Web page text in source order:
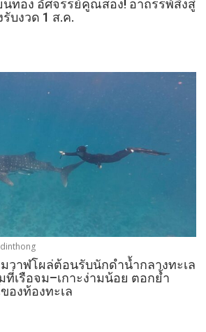
นทอง อัศจรรย์คูณสอง! อาถรรพ์สิงสู่
บงวด 1 ส.ค.​
วาฬโผล่ต้อนรับนักดำน้ำกลางทะเล
เรือจม–เกาะง่ามน้อย ตอกย้ำ
งท้องทะเล